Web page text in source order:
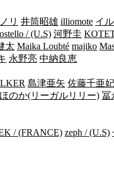
リ 井筒昭雄 illiomote イ
/ (U.S) 河野圭
太 Maika Loubté majiko
永野亮 中納良恵
島津亜矢 佐藤千亜妃
のか(リーガルリリー) 冨
/ (FRANCE) zeph / (U.S)